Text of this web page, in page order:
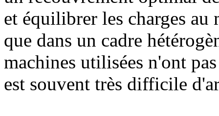
et équilibrer les charges au
que dans un cadre
machines utilisées n'ont
est souvent très difficile